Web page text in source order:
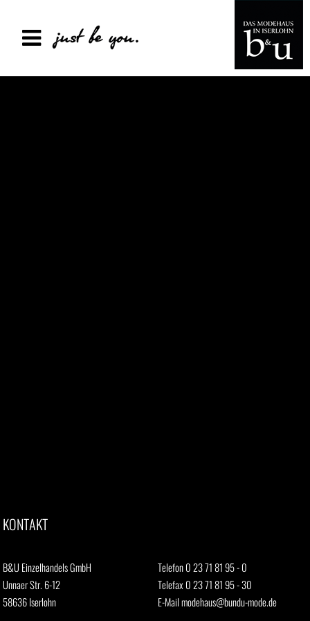
KONTAKT
B&U Einzelhandels GmbH
Unnaer Str. 6-12
58636 Iserlohn
Telefon 0 23 71 81 95 - 0
Telefax 0 23 71 81 95 - 30
E-Mailmodehaus@bundu-mode.de